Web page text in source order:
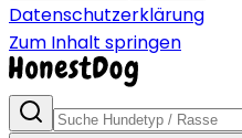
Datenschutzerklärung
Zum Inhalt springen